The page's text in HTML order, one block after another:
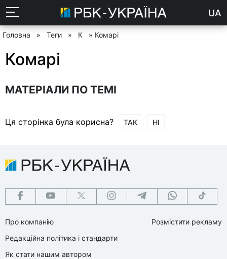
UA
Головна » Теги » К » Комарі
Комарі
МАТЕРІАЛИ ПО ТЕМІ
Ця сторінка була корисна? ТАК НІ
Про компанію
Редакційна політика і стандарти
Як стати нашим автором
Розмістити рекламу